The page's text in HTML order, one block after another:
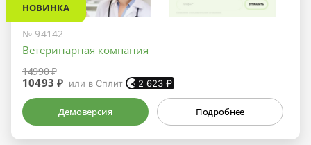
НОВИНКА
№ 94142
Ветеринарная компания
14990 ₽
10493 ₽ или в Сплит 2 623 ₽
Демоверсия Подробнее